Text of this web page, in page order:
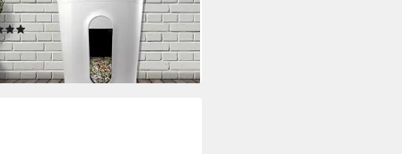
Doppelkühlung, leise,
(24)
€
- in 2-3 Werktagen bei dir